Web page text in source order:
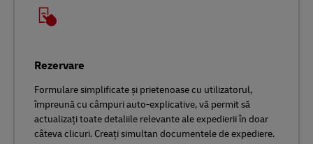
Rezervare
Formulare simplificate și prietenoase cu utilizatorul,
împreună cu câmpuri auto-explicative, vă permit să
actualizați toate detaliile relevante ale expedierii în doar
câteva clicuri. Creați simultan documentele de expediere.